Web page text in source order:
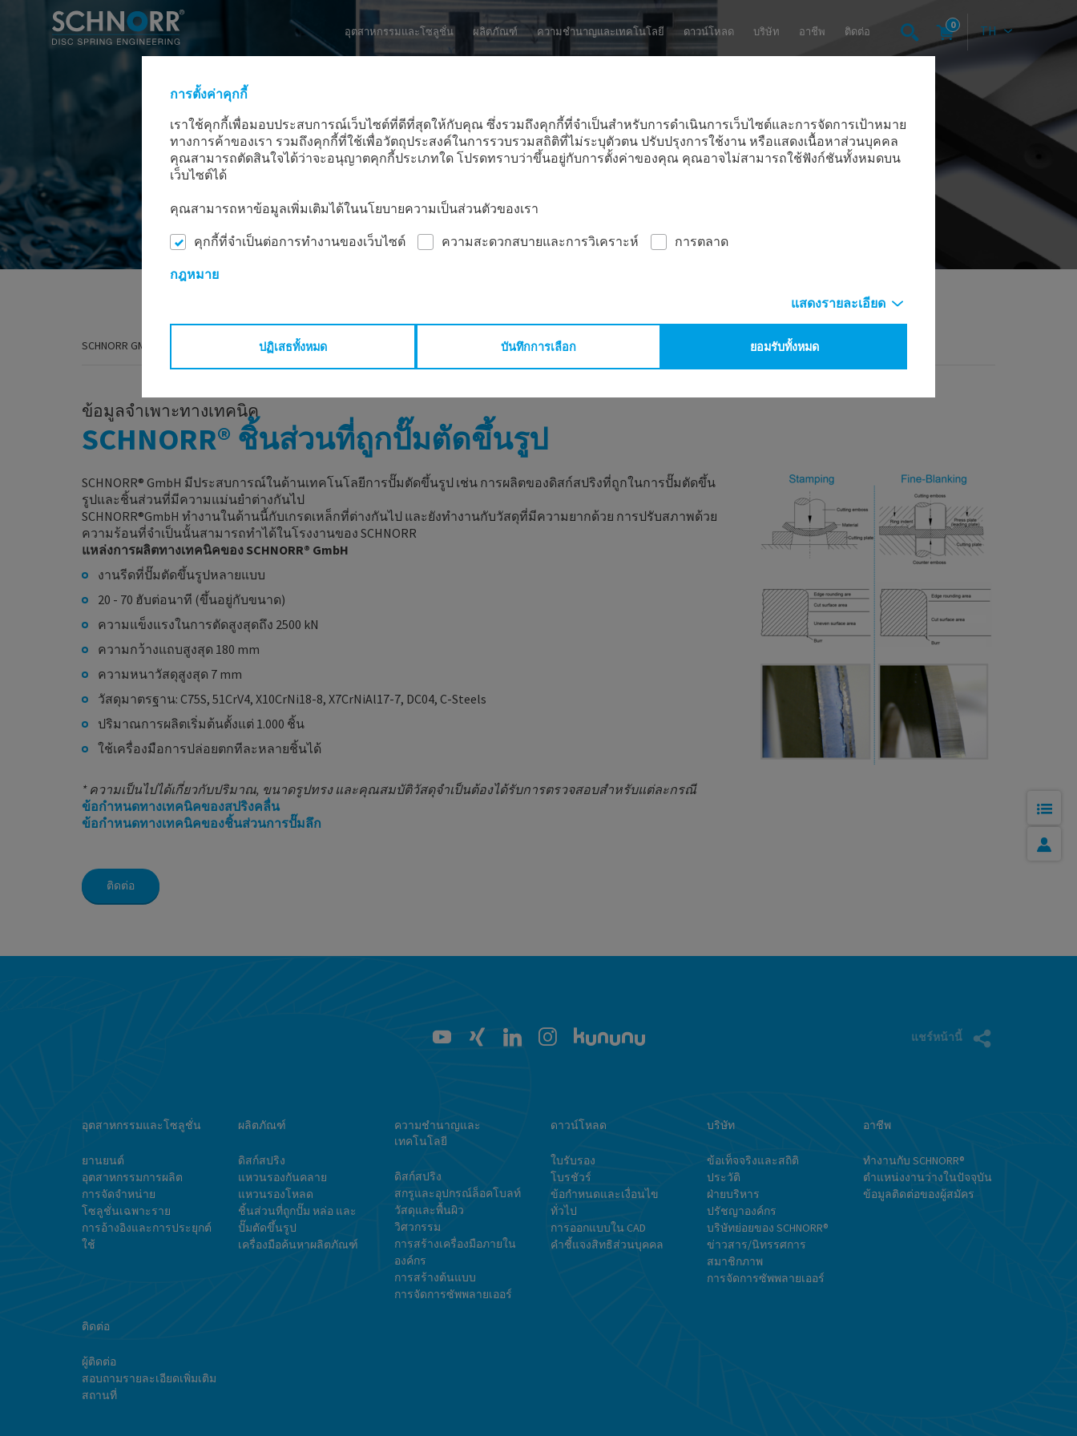
การตั้งค่าคุกกี้
เราใช้คุกกี้เพื่อมอบประสบการณ์เว็บไซต์ที่ดีที่สุดให้กับคุณ ซึ่งรวมถึงคุกกี้ที่จำเป็นสำหรับการดำเนินการเว็บไซต์และการจัดการเป้าหมาย
ทางการค้าของเรา รวมถึงคุกกี้ที่ใช้เพื่อวัตถุประสงค์ในการรวบรวมสถิติที่ไม่ระบุตัวตน ปรับปรุงการใช้งาน หรือแสดงเนื้อหาส่วนบุคคล
คุณสามารถตัดสินใจได้ว่าจะอนุญาตคุกกี้ประเภทใด โปรดทราบว่าขึ้นอยู่กับการตั้งค่าของคุณ คุณอาจไม่สามารถใช้ฟังก์ชันทั้งหมดบน
เว็บไซต์ได้
คุณสามารถหาข้อมูลเพิ่มเติมได้ในนโยบายความเป็นส่วนตัวของเรา
คุกกี้ที่จำเป็นต่อการทำงานของเว็บไซต์ ความสะดวกสบายและการวิเคราะห์ การตลาด
กฎหมาย
แสดงรายละเอียด
ปฏิเสธทั้งหมด บันทึกการเลือก ยอมรับทั้งหมด
อุตสาหกรรมและโซลูชั่น ผลิตภัณฑ์ ความชำนาญและเทคโนโลยี ดาวน์โหลด บริษัท อาชีพ ติดต่อ
0 TH
ค้นหาเว็บไซต์:
SCHNORR GMBH ชิ้นส่วนที่ถูกปั๊ม หล่อ และปั๊มตัดขึ้นรูป ข้อมูลจำเพาะทางเทคนิค ชิ้นส่วนที่ถูกปั๊มตัดขึ้นรูป
ข้อมูลจำเพาะทางเทคนิค
SCHNORR® ชิ้นส่วนที่ถูกปั๊มตัดขึ้นรูป
SCHNORR® GmbH มีประสบการณ์ในด้านเทคโนโลยีการปั๊มตัดขึ้นรูป เช่น การผลิตของดิสก์สปริงที่ถูกในการปั๊มตัดขึ้น
รูปและชิ้นส่วนที่มีความแม่นยำต่างกันไป
SCHNORR®GmbH ทำงานในด้านนี้กับเกรดเหล็กที่ต่างกันไป และยังทำงานกับวัสดุที่มีความยากด้วย การปรับสภาพด้วย
ความร้อนที่จำเป็นนั้นสามารถทำได้ในโรงงานของ SCHNORR
แหล่งการผลิตทางเทคนิคของ SCHNORR® GmbH
งานรีดที่ปั๊มตัดขึ้นรูปหลายแบบ
20 - 70 ฮับต่อนาที (ขึ้นอยู่กับขนาด)
ความแข็งแรงในการตัดสูงสุดถึง 2500 kN
ความกว้างแถบสูงสุด 180 mm
ความหนาวัสดุสูงสุด 7 mm
วัสดุมาตรฐาน: C75S, 51CrV4, X10CrNi18-8, X7CrNiAl17-7, DC04, C-Steels
ปริมาณการผลิตเริ่มต้นตั้งแต่ 1.000 ชิ้น
ใช้เครื่องมือการปล่อยตกทีละหลายชิ้นได้
* ความเป็นไปได้เกี่ยวกับปริมาณ, ขนาดรูปทรง และคุณสมบัติวัสดุจำเป็นต้องได้รับการตรวจสอบสำหรับแต่ละกรณี
ข้อกำหนดทางเทคนิคของสปริงคลื่น
ข้อกำหนดทางเทคนิคของชิ้นส่วนการปั๊มลึก
ติดต่อ
แชร์หน้านี้
อุตสาหกรรมและโซลูชั่น
ยานยนต์
อุตสาหกรรมการผลิต
การจัดจำหน่าย
โซลูชั่นเฉพาะราย
การอ้างอิงและการประยุกต์
ใช้
ผลิตภัณฑ์
ดิสก์สปริง
แหวนรองกันคลาย
แหวนรองโหลด
ชิ้นส่วนที่ถูกปั๊ม หล่อ และ
ปั๊มตัดขึ้นรูป
เครื่องมือค้นหาผลิตภัณฑ์
ความชำนาญและ
เทคโนโลยี
ดิสก์สปริง
สกรูและอุปกรณ์ล็อคโบลท์
วัสดุและพื้นผิว
วิศวกรรม
การสร้างเครื่องมือภายใน
องค์กร
การสร้างต้นแบบ
การจัดการซัพพลายเออร์
ดาวน์โหลด
ใบรับรอง
โบรชัวร์
ข้อกำหนดและเงื่อนไข
ทั่วไป
การออกแบบใน CAD
คำชี้แจงสิทธิส่วนบุคคล
บริษัท
ข้อเท็จจริงและสถิติ
ประวัติ
ฝ่ายบริหาร
ปรัชญาองค์กร
บริษัทย่อยของ SCHNORR®
ข่าวสาร/นิทรรศการ
สมาชิกภาพ
การจัดการซัพพลายเออร์
อาชีพ
ทำงานกับ SCHNORR®
ตำแหน่งงานว่างในปัจจุบัน
ข้อมูลติดต่อของผู้สมัคร
ติดต่อ
ผู้ติดต่อ
สอบถามรายละเอียดเพิ่มเติม
สถานที่